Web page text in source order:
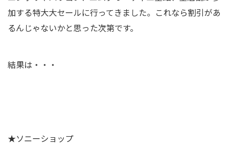
加する特大大セールに行ってきました。これなら割引があ
るんじゃないかと思った次第です。
結果は・・・
★ソニーショップ